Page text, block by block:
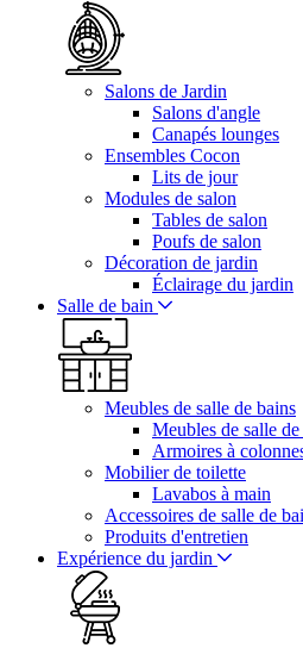
Salons de Jardin
Salons d'angle
Canapés lounges
Ensembles Cocon
Lits de jour
Modules de salon
Tables de salon
Poufs de salon
Décoration de jardin
Éclairage du jardin
Salle de bain
Meubles de salle de bains
Meubles de salle
Armoires à
Mobilier de toilette
Lavabos à main
Accessoires de salle de
Produits d'entretien
Expérience du jardin